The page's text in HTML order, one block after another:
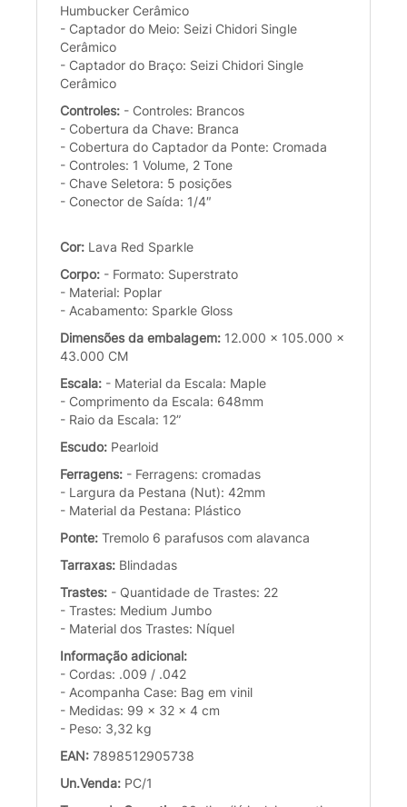
Humbucker Cerâmico
- Captador do Meio: Seizi Chidori Single
Cerâmico
- Captador do Braço: Seizi Chidori Single
Cerâmico
Controles: - Controles: Brancos
- Cobertura da Chave: Branca
- Cobertura do Captador da Ponte: Cromada
- Controles: 1 Volume, 2 Tone
- Chave Seletora: 5 posições
- Conector de Saída: 1/4″
Cor: Lava Red Sparkle
Corpo: - Formato: Superstrato
- Material: Poplar
- Acabamento: Sparkle Gloss
Dimensões da embalagem: 12.000 x 105.000 x
43.000 CM
Escala: - Material da Escala: Maple
- Comprimento da Escala: 648mm
- Raio da Escala: 12”
Escudo: Pearloid
Ferragens: - Ferragens: cromadas
- Largura da Pestana (Nut): 42mm
- Material da Pestana: Plástico
Ponte: Tremolo 6 parafusos com alavanca
Tarraxas: Blindadas
Trastes: - Quantidade de Trastes: 22
- Trastes: Medium Jumbo
- Material dos Trastes: Níquel
Informação adicional:
- Cordas: .009 / .042
- Acompanha Case: Bag em vinil
- Medidas: 99 x 32 x 4 cm
- Peso: 3,32 kg
EAN: 7898512905738
Un.Venda: PC/1